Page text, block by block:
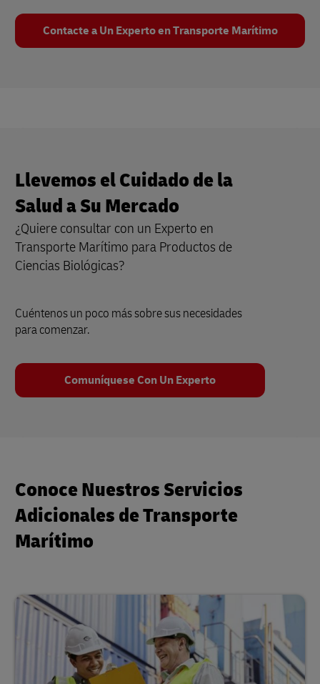
Contacte a Un Experto en Transporte Marítimo
Llevemos el Cuidado de la
Salud a Su Mercado
¿Quiere consultar con un Experto en
Transporte Marítimo para Productos de
Ciencias Biológicas?
Cuéntenos un poco más sobre sus necesidades
para comenzar.
Comuníquese Con Un Experto
Conoce Nuestros Servicios
Adicionales de Transporte
Marítimo